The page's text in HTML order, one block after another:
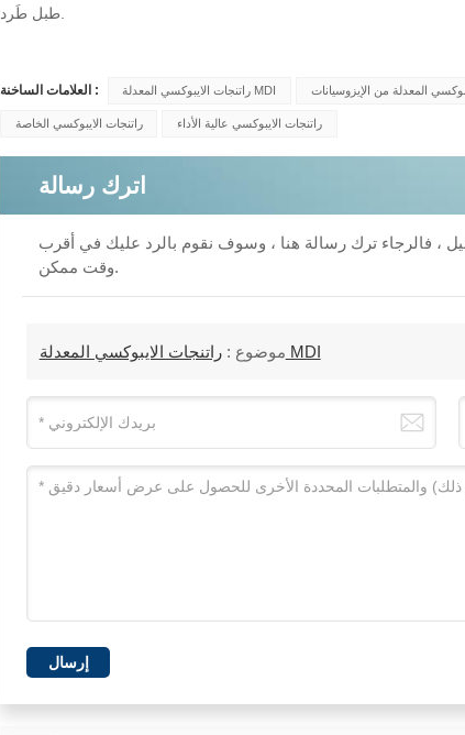
طبلطَرد.
العلامات الساخنة : راتنجات الايبوكسي المعدلة MDI المعدلة من الإيزوسيانات
راتنجات الايبوكسي الخاصة راتنجات الايبوكسي عالية الأداء
اترك رسالة
، فالرجاء ترك رسالة هنا ، وسوف نقوم بالرد عليك في أقرب
وقت ممكن.
موضوع : راتنجات الايبوكسي المعدلة MDI
إرسال